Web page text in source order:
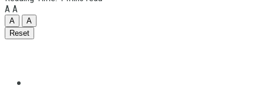
Quilmes
A A
A
A
Reset